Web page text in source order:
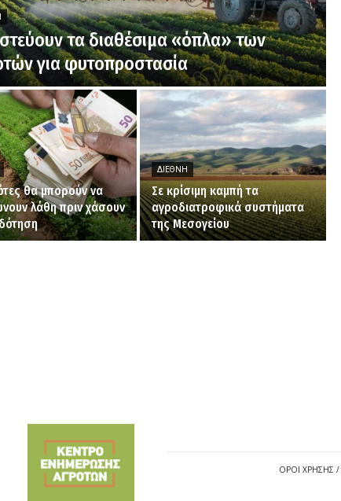
τα διαθέσιμα «όπλα» των
για φυτοπροστασία
θα μπορούν να
λάθη πριν χάσουν
ΔΙΕΘΝΉ
Σε κρίσιμη καμπή τα
αγροδιατροφικά συστήματα
της Μεσογείου
ΟΡΟΙ ΧΡΗΣΗΣ /